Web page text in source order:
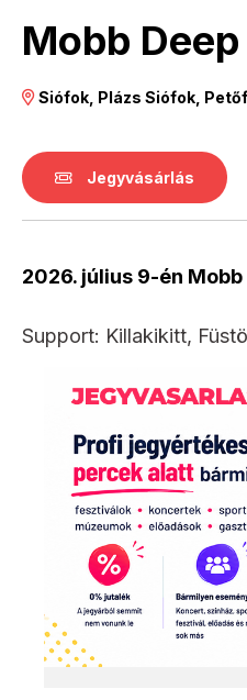
Mobb
Siófok, Plázs Siófok,
Jegyvásárlás
2026. július 9-én
Support: Killakikitt,